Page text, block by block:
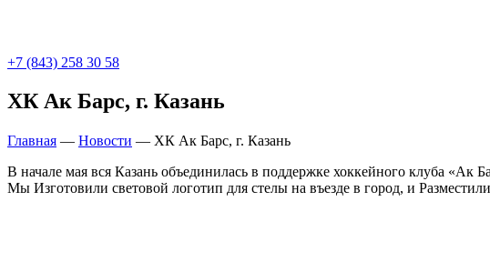
+7 (843) 258 30 58
ХК Ак Барс, г. Казань
Главная — Новости — ХК Ак Барс, г. Казань
В начале мая вся Казань объединилась в поддержке хоккейного клуба «Ак
Мы Изготовили световой логотип для стелы на въезде в город, и